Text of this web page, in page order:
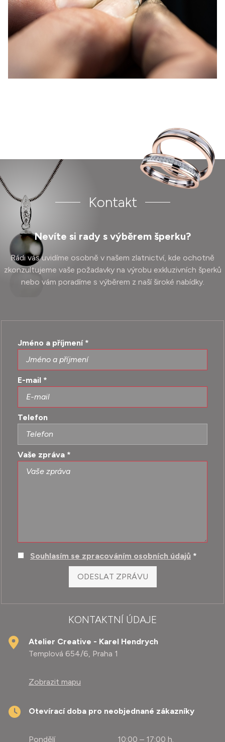
Kontakt
Nevíte si rady s výběrem šperku?
Rádi vás uvidíme osobně v našem zlatnictví, kde ochotně
zkonzultujeme vaše požadavky na výrobu exkluzivních šperků
nebo vám poradíme s výběrem z naší široké nabídky.
Jméno a příjmení*
E-mail *
Telefon
Vaše zpráva *
Souhlasím se zpracováním osobních údajů *
ODESLAT ZPRÁVU
KONTAKTNÍ ÚDAJE
Atelier Creative - Karel Hendrych
Templová 654/6, Praha 1
Zobrazit mapu
Otevírací doba pro neobjednané zákazníky
Pondělí 10:00 – 17:00 h.